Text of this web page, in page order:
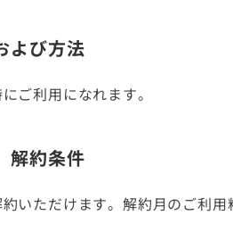
よび方法
ご利用になれます。
解約条件
いただけます。解約月のご利